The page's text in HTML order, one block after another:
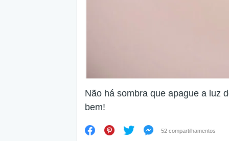
Não há sombra que apague a luz
bem!
52 compartilhamentos